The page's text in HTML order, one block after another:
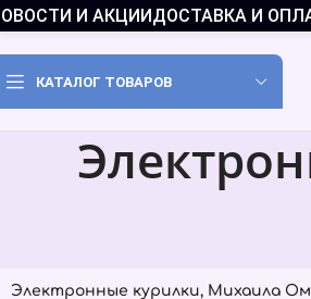
И АКЦИИДОСТАВКА И
КАТАЛОГ ТОВАРОВ
Электронные курилки, Михаила